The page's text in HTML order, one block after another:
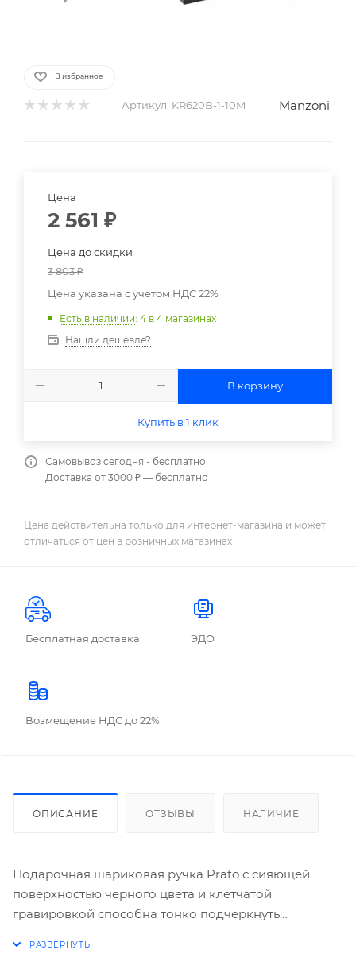
В избранное
Артикул: KR620B-1-10M Manzoni
Цена
2 561 ₽
Цена до скидки
3 803₽
Цена указана с учетом НДС 22%
Есть в наличии: 4 в 4 магазинах
Нашли дешевле?
В корзину
Купить в 1 клик
Самовывоз сегодня - бесплатно
Доставка от 3000 ₽ — бесплатно
Цена действительна только для интернет-магазина и может
отличаться от цен в розничных магазинах
Бесплатная доставка ЭДО
Возмещение НДС до 22%
ОПИСАНИЕ ОТЗЫВЫ НАЛИЧИЕ
Подарочная шариковая ручка Prato с сияющей
поверхностью черного цвета и клетчатой
гравировкой способна тонко подчеркнуть